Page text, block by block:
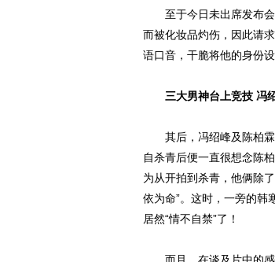
至于今日未出席发布会
而被化妆品灼伤，因此请
语口音，干脆将他的身份
三大男神台上竞技 冯
其后，冯绍峰及陈柏霖
自杀青后便一直很想念陈
为从开拍到杀青，他俩除
依为命”。这时，一旁的韩
居然“情不自禁”了！